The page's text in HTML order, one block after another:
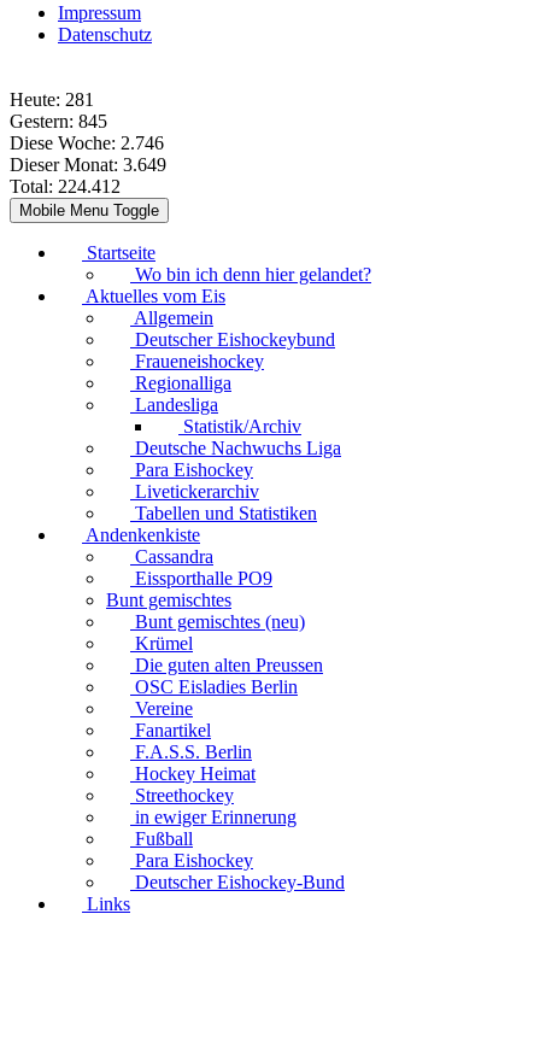
Impressum
Datenschutz
Heute: 281
Gestern: 845
Diese Woche: 2.746
Dieser Monat: 3.649
Total: 224.412
Mobile Menu Toggle
Startseite
Wo bin ich denn hier gelandet?
Aktuelles vom Eis
Allgemein
Deutscher Eishockeybund
Fraueneishockey
Regionalliga
Landesliga
Statistik/Archiv
Deutsche Nachwuchs Liga
Para Eishockey
Livetickerarchiv
Tabellen und Statistiken
Andenkenkiste
Cassandra
Eissporthalle PO9
Bunt gemischtes
Bunt gemischtes (neu)
Krümel
Die guten alten Preussen
OSC Eisladies Berlin
Vereine
Fanartikel
F.A.S.S. Berlin
Hockey Heimat
Streethockey
in ewiger Erinnerung
Fußball
Para Eishockey
Deutscher Eishockey-Bund
Links